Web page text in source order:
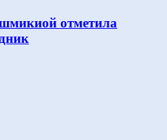
отметила